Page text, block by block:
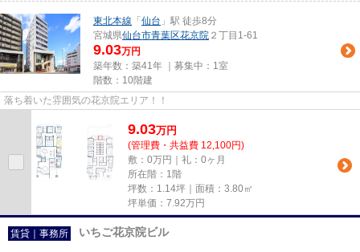
東北本線 「 仙台 」駅 徒歩8分
宮城県仙台市青葉区花京院 ２丁目1-61
9.03万円
築年数：築41年 ｜募集中： 1室
階数：10階建
落ち着いた雰囲気の花京院エリア！！
9.03万円
(管理費・共益費 12,100円)
敷：0万円｜礼：0ヶ月
所在階：1階
坪数：1.14坪｜面積：3.80㎡
坪単価： 7.92万円
賃貸｜事務所 いちご花京院ビル